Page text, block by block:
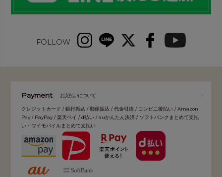
FOLLOW
Payment お支払いについて
クレジットカード / 銀行振込 / 郵便振込 / 代金引換 / コンビニ後払い / Amazon
Pay / PayPay / 楽天ペイ / d払い / auかんたん決済 / ソフトバンクまとめて支払
い・ワイモバイルまとめて支払い